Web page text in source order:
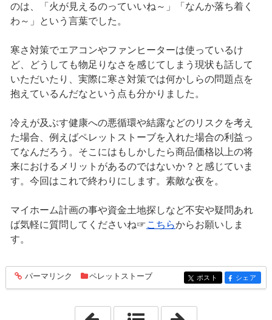
のは、「火が見えるのっていいね～」「なんか落ち着く
わ～」という言葉でした。
寒さ対策でエアコンやファンヒーターは使っているけ
ど、どうしても物足りなさを感じてしまう現状も話して
いただいたり、実際に寒さ対策では何かしらの問題点を
抱えているんだなという点も分かりました。
冷えが及ぶす健康への悪循環や結露などのリスクを考え
た場合、例えばペレットストーブを入れた場合の利益っ
てなんだろう。そこにはもしかしたら商品価格以上の将
来におけるメリットがあるのではないか？と感じていま
す。今回はこれで終わりにします。素敵な夜を。
マイホーム計画の事や資金土地探しなど不安や疑問あれ
ば気軽に質問してくださいね☞こちらからお願いしま
す。
entry427
パーマリンク ペレットストーブ entry427
ポスト entry427
シェア
「2020年11月 1日」